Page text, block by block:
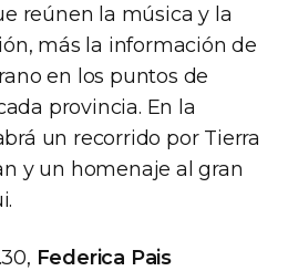
reúnen la música y la
más la información de
en los puntos de
provincia. En la
un recorrido por Tierra
y un homenaje al gran
Federica Pais